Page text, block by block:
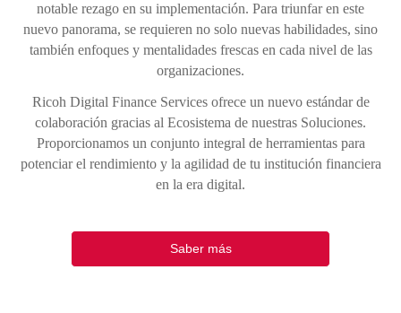
notable rezago en su implementación. Para triunfar en este
nuevo panorama, se requieren no solo nuevas habilidades, sino
también enfoques y mentalidades frescas en cada nivel de las
organizaciones.
Ricoh Digital Finance Services ofrece un nuevo estándar de
colaboración gracias al Ecosistema de nuestras Soluciones.
Proporcionamos un conjunto integral de herramientas para
potenciar el rendimiento y la agilidad de tu institución financiera
en la era digital.
Saber más